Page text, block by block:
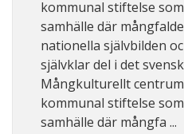
kommunal stiftelse
samhälle där
nationella självbilden
självklar del i det
Mångkulturellt centrum
kommunal stiftelse
samhälle där mångfa ...